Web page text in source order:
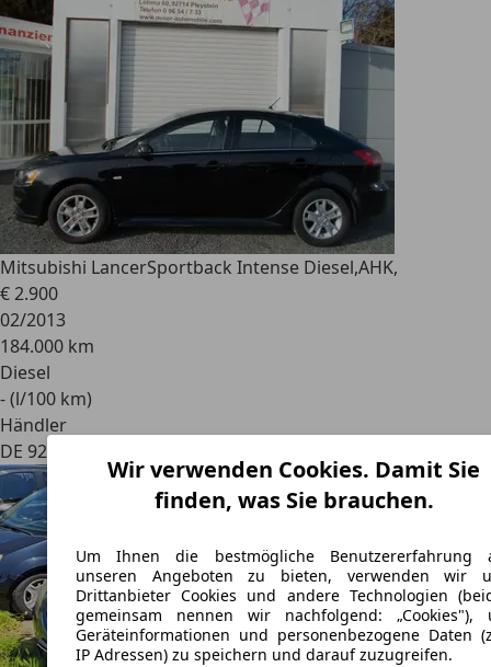
Wir verwenden Cookies. Damit Sie
finden, was Sie brauchen.
Um Ihnen die bestmögliche Benutzererfahrung
unseren Angeboten zu bieten, verwenden wir
Drittanbieter Cookies und andere Technologien
gemeinsam nennen wir nachfolgend: „Cookies"),
Geräteinformationen und personenbezogene Daten
IP Adressen) zu speichern und darauf zuzugreifen.
Mitsubishi LancerSportback Intense Diesel,AHK,
€ 2.900
02/2013
184.000 km
Diesel
- (l/100 km)
Händler
DE 92714